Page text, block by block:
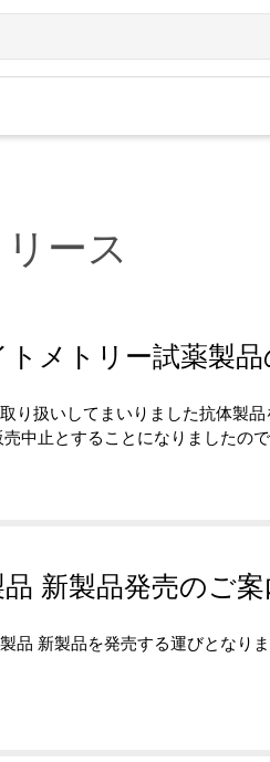
ース
トメトリー試薬製
り扱いしてまいりました抗体製
中止とすることになりましたの
新製品発売のご案
品 新製品を発売する運びとなり